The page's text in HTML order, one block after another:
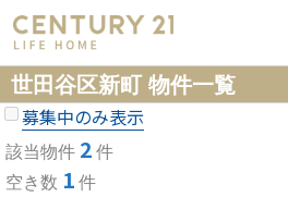
世田谷区新町 物件一覧
募集中のみ表示
該当物件 2 件
空き数 1 件